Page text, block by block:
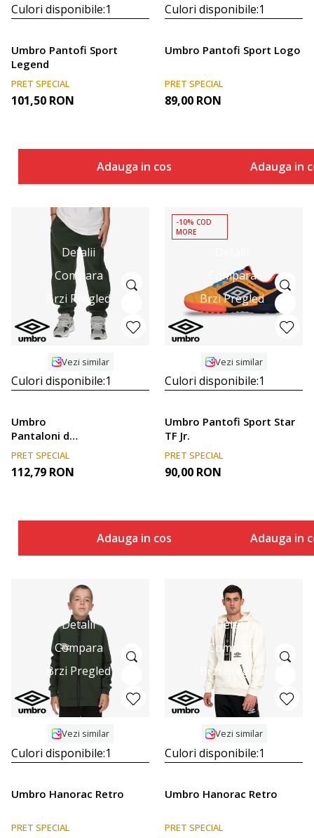
Culori disponibile:1
Umbro Pantofi Sport
Legend
PRET SPECIAL
101,50 RON
Adauga in cos
Culori disponibile:1
Umbro Pantofi Sport Logo
PRET SPECIAL
89,00 RON
Adauga in
Detalii
Compara
Brzi Pregled
Vezi similar
Culori disponibile:1
Umbro
Pantaloni de
trening Retro
PRET SPECIAL
112,79 RON
Adauga in cos
Compara
Brzi Pregled
-10% COD
MORE
Vezi similar
Culori disponibile:1
Umbro Pantofi Sport Star
TF Jr.
PRET SPECIAL
90,00 RON
Adauga in
Detalii
Compara
Brzi Pregled
Vezi similar
Culori disponibile:1
Umbro Hanorac Retro
PRET SPECIAL
Detalii
Compara
Brzi Pregled
Vezi similar
Culori disponibile:1
Umbro Hanorac Retro
PRET SPECIAL